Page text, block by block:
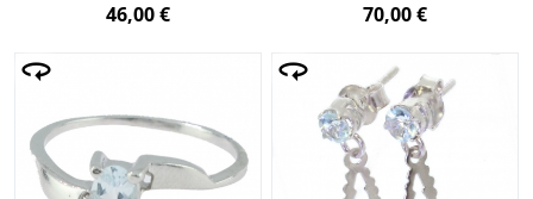
46,00 € 70,00 €